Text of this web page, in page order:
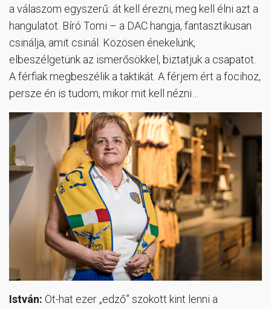
a válaszom egyszerű: át kell érezni, meg kell élni azt a
hangulatot. Bíró Tomi – a DAC hangja, fantasztikusan
csinálja, amit csinál. Közösen énekelünk,
elbeszélgetünk az ismerősökkel, biztatjuk a csapatot.
A férfiak megbeszélik a taktikát. A férjem ért a focihoz,
persze én is tudom, mikor mit kell nézni…
István: Öt-hat ezer „edző” szokott kint lenni a